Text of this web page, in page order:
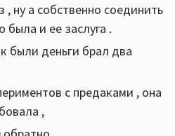
, ну а собственно соединить
была и ее заслуга .
были деньги брал два
с предаками , она
,